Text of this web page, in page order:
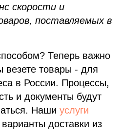
скорости и
поставляемых в
Теперь важно
везете товары - для
в России. Процессы,
и документы будут
Наши услуги
доставки из